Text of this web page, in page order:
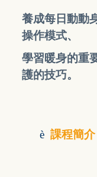
養成每日動動
操作模式、
學習暖身的重
護的技巧。
è 課程簡介